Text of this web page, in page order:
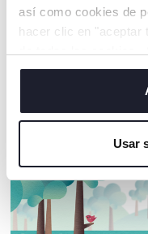
así como cookies de
hacer clic en "aceptar
o cambiar o revocar
algunas cookies,
cerrar este banner,
servicio solicitado.
Usar